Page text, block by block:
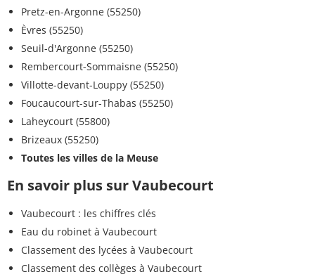
Pretz-en-Argonne (55250)
Èvres (55250)
Seuil-d'Argonne (55250)
Rembercourt-Sommaisne (55250)
Villotte-devant-Louppy (55250)
Foucaucourt-sur-Thabas (55250)
Laheycourt (55800)
Brizeaux (55250)
Toutes les villes de la Meuse
En savoir plus sur Vaubecourt
Vaubecourt : les chiffres clés
Eau du robinet à Vaubecourt
Classement des lycées à Vaubecourt
Classement des collèges à Vaubecourt